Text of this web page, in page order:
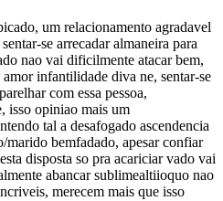
um relacionamento agradavel
se arrecadar almaneira para
nao vai dificilmente atacar bem,
infantilidade diva ne, sentar-se
com essa pessoa,
isso opiniao mais um
tal a desafogado ascendencia
marido bemfadado, apesar confiar
disposta so pra acariciar vado vai
abancar sublimealtiioquo nao
merecem mais que isso